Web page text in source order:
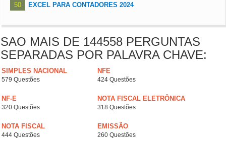
50 EXCEL PARA CONTADORES 2024
SAO MAIS DE 144558 PERGUNTAS
SEPARADAS POR PALAVRA CHAVE:
SIMPLES NACIONAL
579 Questões
NFE
424 Questões
NF-E
320 Questões
NOTA FISCAL ELETRÔNICA
318 Questões
NOTA FISCAL
444 Questões
EMISSÃO
260 Questões